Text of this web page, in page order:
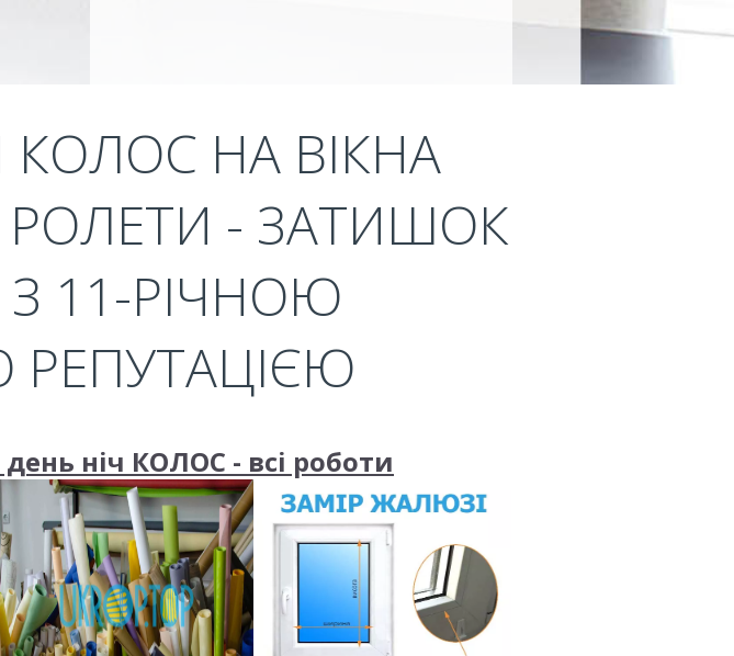
НА ВІКНА
РОЛЕТИ - ЗАТИШОК
З 11-РІЧНОЮ
ніч КОЛОС - всі роботи